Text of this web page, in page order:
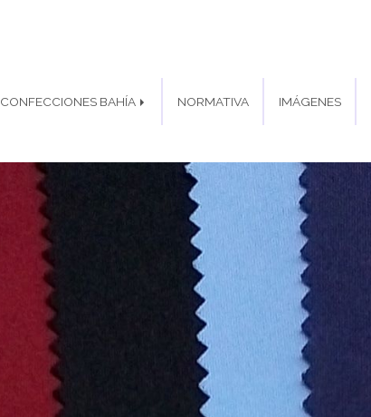
CONFECCIONES BAHÍA NORMATIVA IMÁGENES